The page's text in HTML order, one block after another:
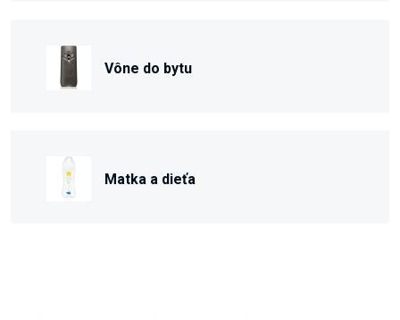
Vône do bytu
Matka a dieťa